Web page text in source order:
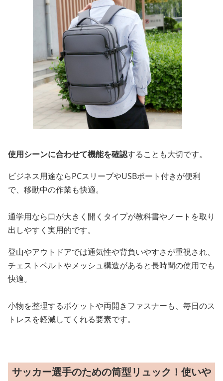
使用シーンに合わせて機能を確認することも大切です。
ビジネス用途ならPCスリーブやUSBポート付きが便利
で、移動中の作業も快適。
通学用なら口が大きく開くタイプが教科書やノートを取り
出しやすく実用的です。
登山やアウトドアでは通気性や背負いやすさが重視され、
チェストベルトやメッシュ構造があると長時間の使用でも
快適。
小物を整理するポケットや両開きファスナーも、毎日のス
トレスを軽減してくれる要素です。
サッカー選手のための筒型リュック！使いや